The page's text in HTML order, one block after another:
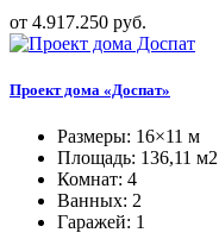
от 4.917.250 руб.
Проект дома «Доспат»
Размеры: 16×11 м
Площадь: 136,11 м2
Комнат: 4
Ванных: 2
Гаражей: 1